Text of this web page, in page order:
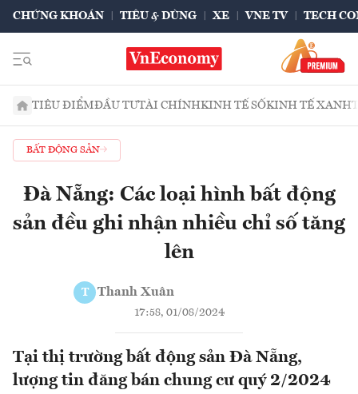
CHỨNG KHOÁN TIÊU & DÙNG XE VNE TV TECH
TIÊU ĐIỂMĐẦU TƯTÀI CHÍNHKINH TẾ SỐKINH TẾ XANH
BẤT ĐỘNG SẢN
Đà Nẵng: Các loại hình bất động
sản đều ghi nhận nhiều chỉ số tăng
lên
T Thanh Xuân
17:58, 01/08/2024
Tại thị trường bất động sản Đà Nẵng,
lượng tin đăng bán chung cư quý 2/2024